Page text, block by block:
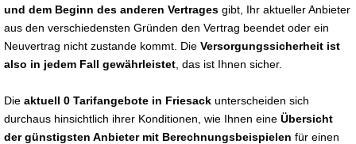
und dem Beginn des anderen Vertrages gibt, Ihr aktueller Anbieter
aus den verschiedensten Gründen den Vertrag beendet oder ein
Neuvertrag nicht zustande kommt. Die Versorgungssicherheit ist
also in jedem Fall gewährleistet , das ist Ihnen sicher.
Die aktuell 0 Tarifangebote in Friesack unterscheiden sich
durchaus hinsichtlich ihrer Konditionen, wie Ihnen eine Übersicht
der günstigsten Anbieter mit Berechnungsbeispielen für einen